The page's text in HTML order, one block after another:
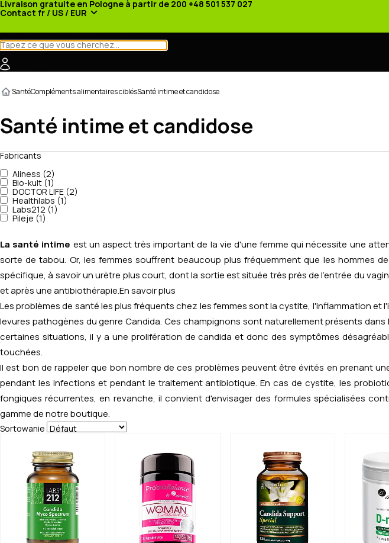
Livraison gratuite en Pologne à partir de 200 +48 501 537 027
Contact fr / US / EUR
SantéCompléments alimentaires ciblésSanté intime et candidose
Santé intime et candidose
Fabricants
Aliness (2)
Bio-kult (1)
DOCTOR LIFE (2)
Healthlabs (1)
Labs212 (1)
Pileje (1)
La santé intime est un aspect très important de la vie d'une femme qui nécessite une
sorte de tabou. Or, les femmes souffrent beaucoup plus fréquemment que les hommes
spécifique, à savoir un urètre plus court, dont la sortie est située très près de l'entrée du
et après une antibiothérapie. En savoir plus
Les problèmes de santé les plus fréquents chez les femmes sont la cystite, l'inflammation
levures pathogènes du genreCandida . Ces champignons sont naturellement présents
certaines situations, il y a une prolifération de candida et donc des symptômes
touchées.
Il est bon de rappeler que bon nombre de ces problèmes peuvent être évités en prenant
pendant les infections et pendant le traitement antibiotique. En cas de cystite, les
fongiques récurrentes, en revanche, il convient d'envisager des formules spécialisées
gamme de notre boutique.
Sortowanie